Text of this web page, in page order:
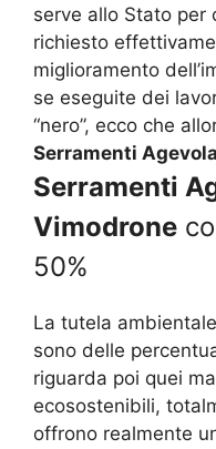
serve allo Stato per
richiesto
miglioramento
se eseguite dei
“nero”, ecco che
Serramenti
Serramenti
Vimodrone
50%
La tutela
sono delle
riguarda poi quei
ecosostenibili,
offrono realmente